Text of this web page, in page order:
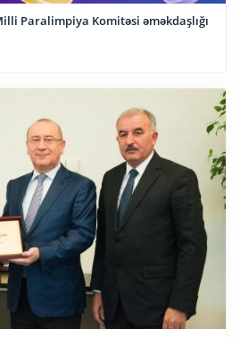
Paralimpiya Komitəsi əməkdaşlığı